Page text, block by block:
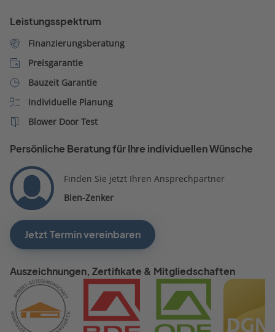
Leistungsspektrum
Finanzierungsberatung
Preisgarantie
Bauzeit Garantie
Individuelle Planung
Blower Door Test
Persönliche Beratung für Ihre individuellen Wünsche
Finden Sie jetzt Ihren Ansprechpartner
Bien-Zenker
Jetzt Termin vereinbaren
Auszeichnungen, Zertifikate & Mitgliedschaften